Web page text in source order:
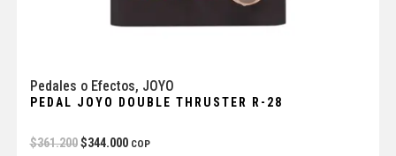
Pedales o Efectos, JOYO
PEDAL JOYO DOUBLE THRUSTER R-28
$361.200 $344.000 COP